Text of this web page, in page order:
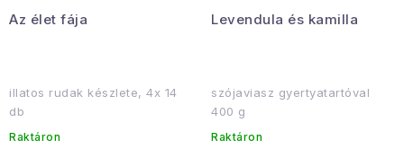
Az élet fája
illatos rudak készlete, 4x 14
db
Raktáron
Levendula és kamilla
szójaviasz gyertyatartóval
400 g
Raktáron